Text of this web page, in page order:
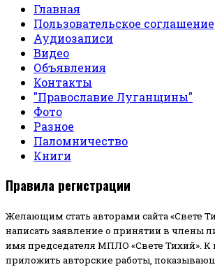
Главная
Пользовательское соглашение
Аудиозаписи
Видео
Объявления
Контакты
"Православие Луганщины"
Фото
Разное
Паломничество
Книги
Правила регистрации
Желающим стать авторами сайта «Свете
написать заявление о принятии в члены
имя председателя МПЛО «Свете Тихий». К
приложить авторские работы,